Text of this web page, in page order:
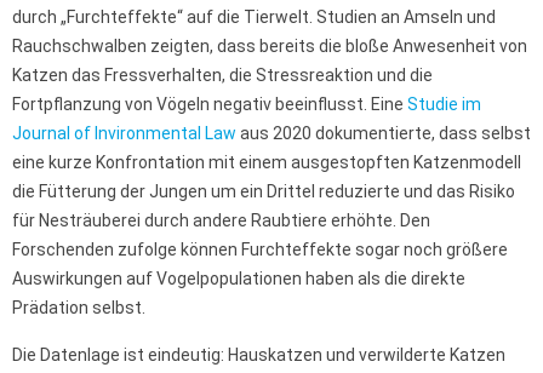
durch „Furchteffekte“ auf die Tierwelt. Studien an Amseln und
Rauchschwalben zeigten, dass bereits die bloße Anwesenheit von
Katzen das Fressverhalten, die Stressreaktion und die
Fortpflanzung von Vögeln negativ beeinflusst. Eine Studie im
Journal of Invironmental Law aus 2020 dokumentierte, dass selbst
eine kurze Konfrontation mit einem ausgestopften Katzenmodell
die Fütterung der Jungen um ein Drittel reduzierte und das Risiko
für Nesträuberei durch andere Raubtiere erhöhte. Den
Forschenden zufolge können Furchteffekte sogar noch größere
Auswirkungen auf Vogelpopulationen haben als die direkte
Prädation selbst.
Die Datenlage ist eindeutig: Hauskatzen und verwilderte Katzen